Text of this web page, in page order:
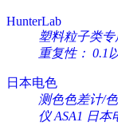
HunterLab
塑料粒子类
重复性： 0.1
日本电色
测色色差计/
仪 ASA1 日本